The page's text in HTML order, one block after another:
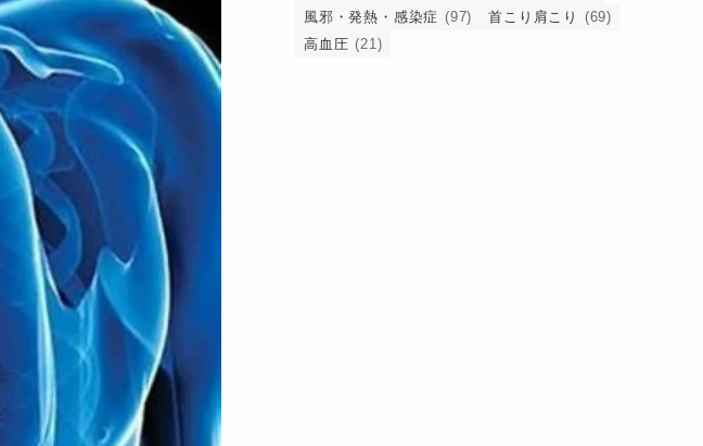
風邪・発熱・感染症 (97) 首こり肩こり
(69)
高血圧 (21)